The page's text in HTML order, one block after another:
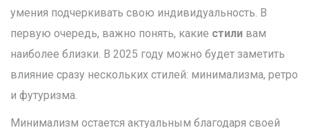
умения подчеркивать свою индивидуальность. В
первую очередь, важно понять, какие стили вам
наиболее близки. В 2025 году можно будет заметить
влияние сразу нескольких стилей: минимализма, ретро
и футуризма.
Минимализм остается актуальным благодаря своей